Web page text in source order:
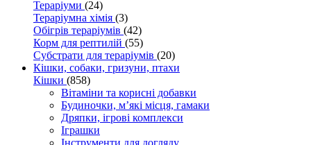
Тераріуми (24)
Тераріумна хімія (3)
Обігрів тераріумів (42)
Корм для рептилій (55)
Субстрати для тераріумів (20)
Кішки, собаки, гризуни, птахи
Кішки (858)
Вітаміни та корисні добавки
Будиночки, м’які місця, гамаки
Дряпки, ігрові комплекси
Іграшки